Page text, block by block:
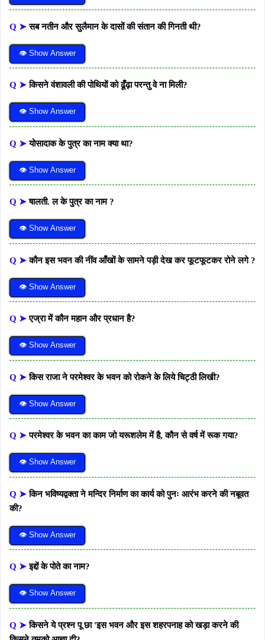
Q ➤सब नतीन और सुलैमान के दासों की संतान की गिनती थी?
👁 Show Answer
Q ➤किसने वंशावली की पोथियों को ढूँढ़ा परन्तु वे ना मिली?
👁 Show Answer
Q ➤योसादाक के पुत्र का नाम क्या था?
👁 Show Answer
Q ➤षालती. ल के पुत्र का नाम ?
👁 Show Answer
Q ➤कौन इस भवन की नींव आँखों के सामने पड़ी देख कर फूटफूटकर रोने लगे ?
👁 Show Answer
Q ➤एज्रा में कौन महान और प्रधान है?
👁 Show Answer
Q ➤किस राजा ने परमेश्वर के भवन को रोकने के लिये चिट्ठी लिखी?
👁 Show Answer
Q ➤परमेश्वर के भवन का काम जो यरूशलेम में है, कौन से वर्ष में रूक गया?
👁 Show Answer
Q ➤किन भविष्यद्वक्ता ने मन्दिर निर्माण का कार्य को पुनः आरंभ करने की नबूवत
की?
👁 Show Answer
Q ➤इद्दों के पोते का नाम?
👁 Show Answer
Q ➤किसने ये प्रश्न पू छा 'इस भवन और इस शहरपनाह को खड़ा करने की